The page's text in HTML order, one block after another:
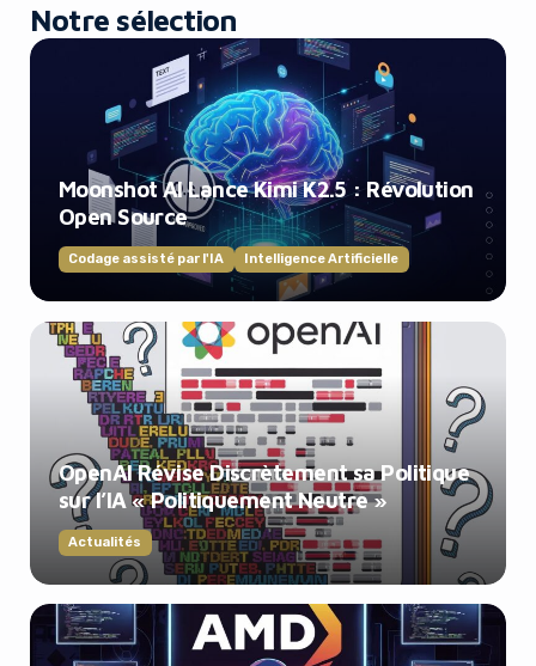
Notre sélection
Moonshot AI Lance Kimi K2.5 : Révolution
Open Source
Codage assisté par l'IA Intelligence Artificielle
OpenAI Révise Discrètement sa Politique
sur l’IA « Politiquement Neutre »
Actualités